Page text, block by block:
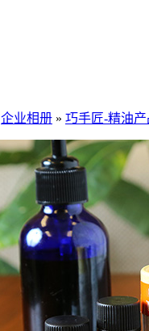
企业相册 » 巧手匠-精油产